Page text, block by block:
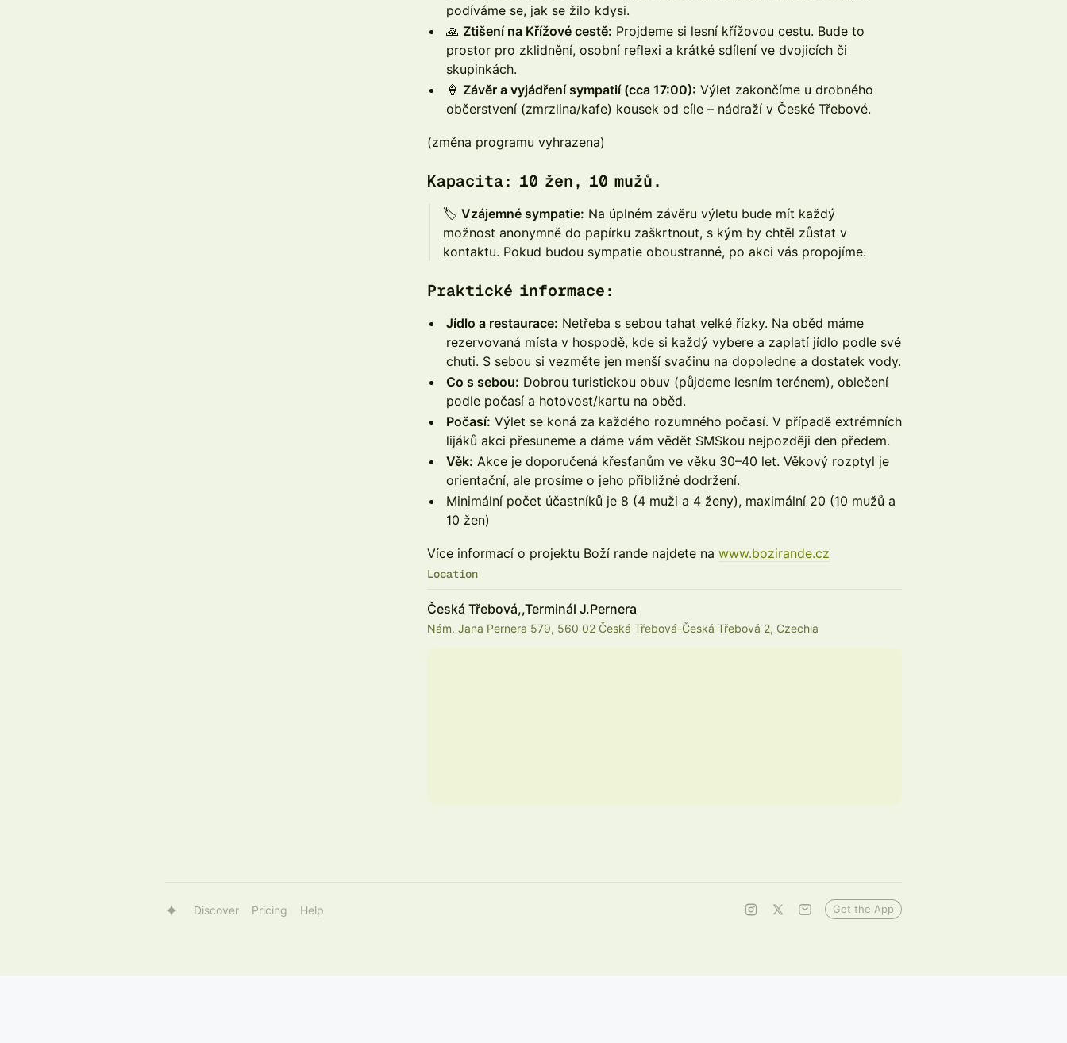
podíváme se, jak se žilo kdysi.
🙏 Ztišení na Křížové cestě: Projdeme si lesní křížovou cestu. Bude to
prostor pro zklidnění, osobní reflexi a krátké sdílení ve dvojicích či
skupinkách.
🍦 Závěr a vyjádření sympatií (cca 17:00): Výlet zakončíme u drobného
občerstvení (zmrzlina/kafe) kousek od cíle – nádraží v České Třebové.
(změna programu vyhrazena)
Kapacita: 10 žen, 10 mužů.
🏷 Vzájemné sympatie: Na úplném závěru výletu bude mít každý
možnost anonymně do papírku zaškrtnout, s kým by chtěl zůstat v
kontaktu. Pokud budou sympatie oboustranné, po akci vás propojíme.
Praktické informace:
Jídlo a restaurace: Netřeba s sebou tahat velké řízky. Na oběd máme
rezervovaná místa v hospodě, kde si každý vybere a zaplatí jídlo podle své
chuti. S sebou si vezměte jen menší svačinu na dopoledne a dostatek vody.
Co s sebou: Dobrou turistickou obuv (půjdeme lesním terénem), oblečení
podle počasí a hotovost/kartu na oběd.
Počasí: Výlet se koná za každého rozumného počasí. V případě extrémních
lijáků akci přesuneme a dáme vám vědět SMSkou nejpozději den předem.
Věk: Akce je doporučená křesťanům ve věku 30–40 let. Věkový rozptyl je
orientační, ale prosíme o jeho přibližné dodržení.
Minimální počet účastníků je 8 (4 muži a 4 ženy), maximální 20 (10 mužů a
10 žen)
Více informací o projektu Boží rande najdete na www.bozirande.cz
Location
Česká Třebová,,Terminál J.Pernera
Nám. Jana Pernera 579, 560 02 Česká Třebová-Česká Třebová 2, Czechia
Discover Pricing Help Get the App